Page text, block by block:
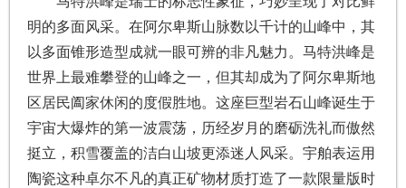
明的多面风采。在阿尔卑斯山脉数以千计的山峰中，其
以多面锥形造型成就一眼可辨的非凡魅力。马特洪峰是
世界上最难攀登的山峰之一，但其却成为了阿尔卑斯地
区居民阖家休闲的度假胜地。这座巨型岩石山峰诞生于
宇宙大爆炸的第一波震荡，历经岁月的磨砺洗礼而傲然
挺立，积雪覆盖的洁白山坡更添迷人风采。宇舶表运用
陶瓷这种卓尔不凡的真正矿物材质打造了一款限量版时